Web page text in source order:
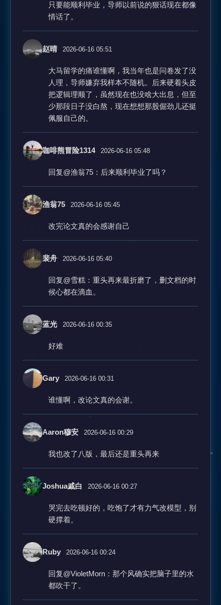
只要能顺利毕业，导师以前说的狠话现在都像
情话了。
赵晴 2026-06-16 05:51
大马留学的痛谁懂啊，我当年也是问卷发了没
人理，导师嫌弃我样本不随机。后来硬着头皮
把逻辑理顺了，虽然现在也没啥大出息，但至
少那段日子没白熬，现在想想那股倔劲儿还挺
佩服自己的。
咖啡熊冒险1314 2026-06-16 05:48
回复@渔翁75：后来顺利毕业了吗？
渔翁75 2026-06-16 05:45
改完论文真的会感谢自己
裴舟 2026-06-16 05:40
回复@雪糕：重头再来最折磨了，删文档的时
候心都在滴血。
蓝光 2026-06-16 00:35
好难
Gary 2026-06-16 00:31
谁懂啊，改论文真的会谢。
Aaron穆安 2026-06-16 00:29
我也改了八版，最后还是重头再来
Joshua戚白 2026-06-16 00:27
哭完去吃顿好的，吃饱了才有力气改模型，别
硬撑着。
Ruby 2026-06-16 00:24
回复@VioletMorn：那个风确实把脑子里的水
都吹干了。